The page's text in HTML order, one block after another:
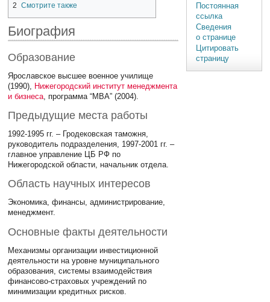
2
Смотрите также
Биография
Образование
Ярославское высшее военное училище
(1990), Нижегородский институт менеджмента
и бизнеса , программа “МВА” (2004).
Предыдущие места работы
1992-1995 гг. – Гродековская таможня,
руководитель подразделения, 1997-2001 гг. –
главное управление ЦБ РФ по
Нижегородской области, начальник отдела.
Область научных интересов
Экономика, финансы, администрирование,
менеджмент.
Основные факты деятельности
Механизмы организации инвестиционной
деятельности на уровне муниципального
образования, системы взаимодействия
финансово-страховых учреждений по
минимизации кредитных рисков.
Постоянная
ссылка
Сведения
о странице
Цитировать
страницу